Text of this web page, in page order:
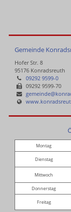
Gemeinde
Hofer Str. 8
95176 Konradsreuth
09292 9599-0
09292 9599-70
Montag
Dienstag
Mittwoch
Donnerstag
Freitag